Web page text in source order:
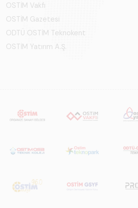
OSTİM Vakfı
OSTİM Gazetesi
ODTÜ OSTİM Teknokent
OSTİM Yatırım A.Ş.